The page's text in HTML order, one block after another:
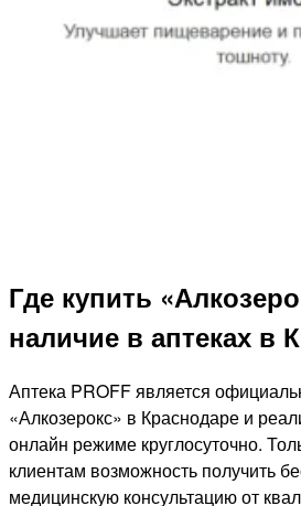
Где купить
наличие в аптеках в
Аптека PROFF является
«Алкозерокс» в Краснодаре и
онлайн режиме круглосуточно.
клиентам возможность получить
медицинскую консультацию от